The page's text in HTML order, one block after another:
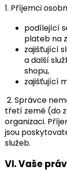
1. Příjemci
podílející
plateb na
zajišťující
a další
shopu,
zajišťující
2. Správce
třetí země (do
organizaci.
jsou
služeb.
VI.Vaše